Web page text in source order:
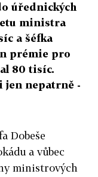
úřednických
ministra
a šéfka
prémie pro
80 tisíc.
jen nepatrně -
Dobeše
a vůbec
ministrových